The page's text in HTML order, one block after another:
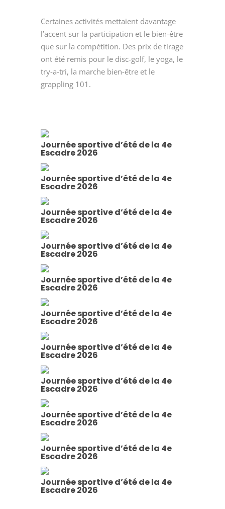
Certaines activités mettaient davantage
l’accent sur la participation et le bien-être
que sur la compétition. Des prix de tirage
ont été remis pour le disc-golf, le yoga, le
try-a-tri, la marche bien-être et le
grappling 101.
Journée sportive d’été de la 4e
Escadre 2026
Journée sportive d’été de la 4e
Escadre 2026
Journée sportive d’été de la 4e
Escadre 2026
Journée sportive d’été de la 4e
Escadre 2026
Journée sportive d’été de la 4e
Escadre 2026
Journée sportive d’été de la 4e
Escadre 2026
Journée sportive d’été de la 4e
Escadre 2026
Journée sportive d’été de la 4e
Escadre 2026
Journée sportive d’été de la 4e
Escadre 2026
Journée sportive d’été de la 4e
Escadre 2026
Journée sportive d’été de la 4e
Escadre 2026